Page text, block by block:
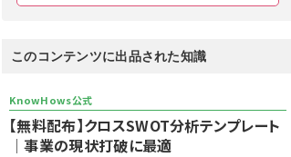
このコンテンツに出品された知識
【無料配布】クロスSWOT分析テンプレート
│事業の現状打破に最適